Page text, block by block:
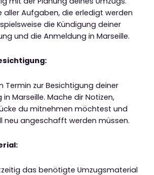
aller Aufgaben, die erledigt werden
die Kündigung deiner
und die Anmeldung in Marseille.
Termin zur Besichtigung deiner
Marseille. Mache dir Notizen,
du mitnehmen möchtest und
neu angeschafft werden müssen.
das benötigte Umzugsmaterial